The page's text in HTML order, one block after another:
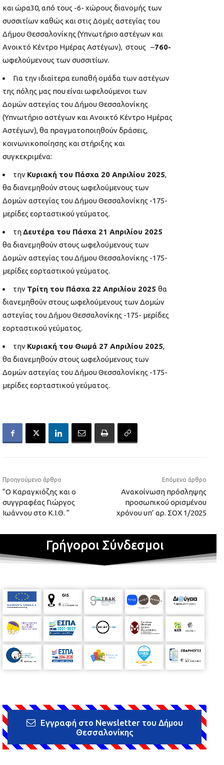
και ώρα30, από τους -6- χώρους διανομής των
συσσιτίων καθώς και στις Δομές αστεγίας του
Δήμου Θεσσαλονίκης (Υπνωτήριο αστέγων και
Ανοικτό Κέντρο Ημέρας Αστέγων), στους –760-
ωφελούμενους των συσσιτίων.
Για την ιδιαίτερα ευπαθή ομάδα των αστέγων
της πόλης μας που είναι ωφελούμενοι των
Δομών αστεγίας του Δήμου Θεσσαλονίκης
(Υπνωτήριο αστέγων και Ανοικτό Κέντρο Ημέρας
Αστέγων), θα πραγματοποιηθούν δράσεις,
κοινωνικοποίησης και στήριξης και
συγκεκριμένα:
την Κυριακή του Πάσχα 20 Απριλίου 2025,
θα διανεμηθούν στους ωφελούμενους των
Δομών αστεγίας του Δήμου Θεσσαλονίκης -175-
μερίδες εορταστικού γεύματος.
τηΔευτέρα του Πάσχα 21 Απριλίου 2025
θα διανεμηθούν στους ωφελούμενους των
Δομών αστεγίας του Δήμου Θεσσαλονίκης -175-
μερίδες εορταστικού γεύματος.
την Τρίτη του Πάσχα 22 Απριλίου 2025 θα
διανεμηθούν στους ωφελούμενους των Δομών
αστεγίας του Δήμου Θεσσαλονίκης -175- μερίδες
εορταστικού γεύματος.
την Κυριακή του Θωμά 27 Απριλίου 2025,
θα διανεμηθούν στους ωφελούμενους των
Δομών αστεγίας του Δήμου Θεσσαλονίκης -175-
μερίδες εορταστικού γεύματος.
Προηγούμενο άρθρο
“Ο Καραγκιόζης και ο
συγγραφέας Γιώργος
Ιωάννου στο Κ.Ι.Θ. “
Επόμενο άρθρο
Ανακοίνωση πρόσληψης
προσωπικού ορισμένου
χρόνου υπ’ αρ. ΣΟΧ 1/2025
Γρήγοροι Σύνδεσμοι
Εγγραφή στο Newsletter του Δήμου
Θεσσαλονίκης